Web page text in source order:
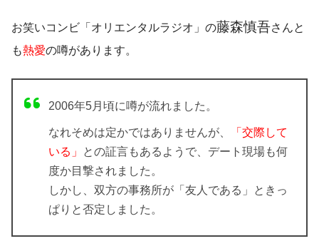
お笑いコンビ「オリエンタルラジオ」の藤森慎吾さんと
も熱愛の噂があります。
2006年5月頃に噂が流れました。
なれそめは定かではありませんが、
「交際して
いる」
との証言もあるようで、デート現場も何
度か目撃されました。
しかし、双方の事務所が「友人である」ときっ
ぱりと否定しました。